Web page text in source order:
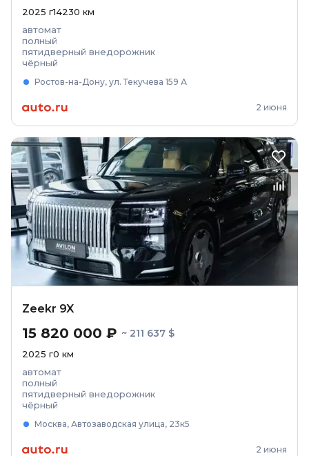
2025 г14230 км
автомат
полный
пятидверный внедорожник
чёрный
Ростов-на-Дону, ул. Текучева 159 А
2 июня
Zeekr 9X
15 820 000 ₽ ~ 211 637 $
2025 г0 км
автомат
полный
пятидверный внедорожник
чёрный
Москва, Автозаводская улица, 23к5
2 июня